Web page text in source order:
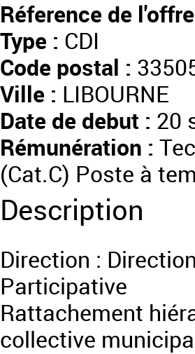
Réference de
Type : CDI
Code postal :
Ville : LIBOURNE
Date de debut : 20
Rémunération :
(Cat.C) Poste à
Description
Direction :
Participative
Rattachement
collective